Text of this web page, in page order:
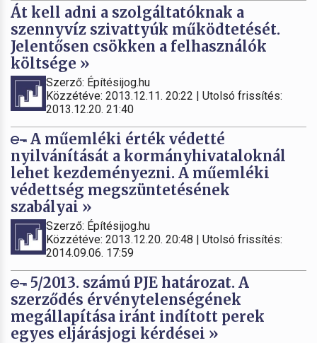
Át kell adni a szolgáltatóknak a
szennyvíz szivattyúk működtetését.
Jelentősen csökken a felhasználók
költsége »
Szerző: Építésijog.hu
Közzétéve: 2013.12.11. 20:22 | Utolsó frissítés:
2013.12.20. 21:40
A műemléki érték védetté
nyilvánítását a kormányhivataloknál
lehet kezdeményezni. A műemléki
védettség megszüntetésének
szabályai »
Szerző: Építésijog.hu
Közzétéve: 2013.12.20. 20:48 | Utolsó frissítés:
2014.09.06. 17:59
5/2013. számú PJE határozat. A
szerződés érvénytelenségének
megállapítása iránt indított perek
egyes eljárásjogi kérdései »